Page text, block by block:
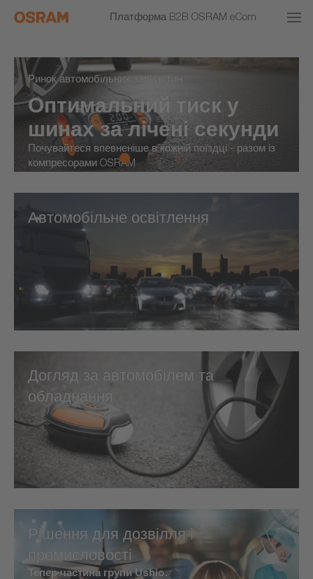
Платформа B2B OSRAM eCom
Ринок автомобільних запчастин
Оптимальний тиск у
шинах за лічені секунди
Почувайтеся впевненіше в кожній поїздці - разом із
компресорами OSRAM
Автомобільне освітлення
Догляд за автомобілем та
обладнання
Рішення для дозвілля і
промисловості
Тепер частина групи Ushio.